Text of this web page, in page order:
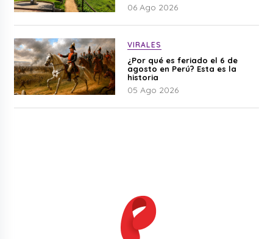
06 Ago 2026
VIRALES
¿Por qué es feriado el 6 de
agosto en Perú? Esta es la
historia
05 Ago 2026